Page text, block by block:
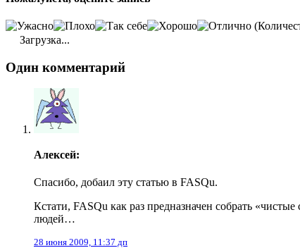
Загрузка...
Один комментарий
Алексей:
Спасибо, добаил эту статью в FASQu.
Кстати, FASQu как раз предназначен собрать
людей…
28 июня 2009, 11:37 дп